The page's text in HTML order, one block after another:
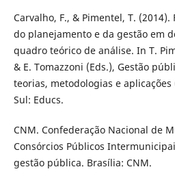
Carvalho, F., & Pimentel, T.
do planejamento e da gestão em
quadro teórico de análise. In T.
& E. Tomazzoni (Eds.), Gestão
teorias, metodologias e aplicações
Sul: Educs.
CNM. Confederação Nacional de
Consórcios Públicos
gestão pública. Brasília: CNM.